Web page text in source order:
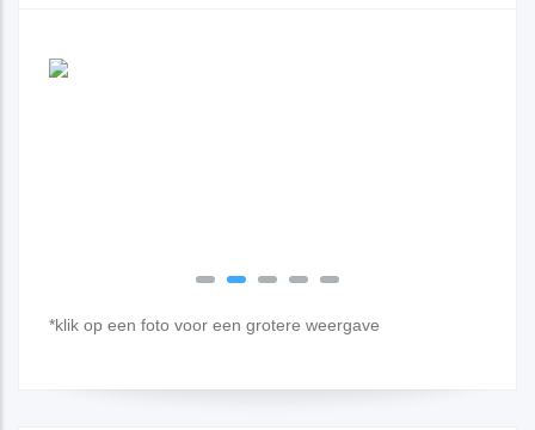
*klik op een foto voor een grotere weergave